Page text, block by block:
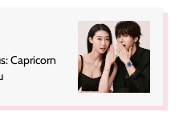
Capricorn